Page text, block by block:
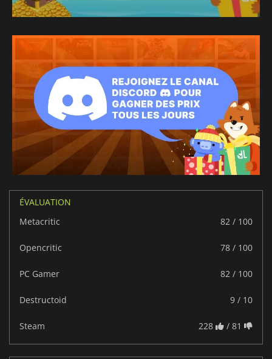
ÉVALUATION
Metacritic
82 / 100
Opencritic 78 / 100
PC Gamer 82 / 100
Destructoid 9 / 10
Steam 228 / 81